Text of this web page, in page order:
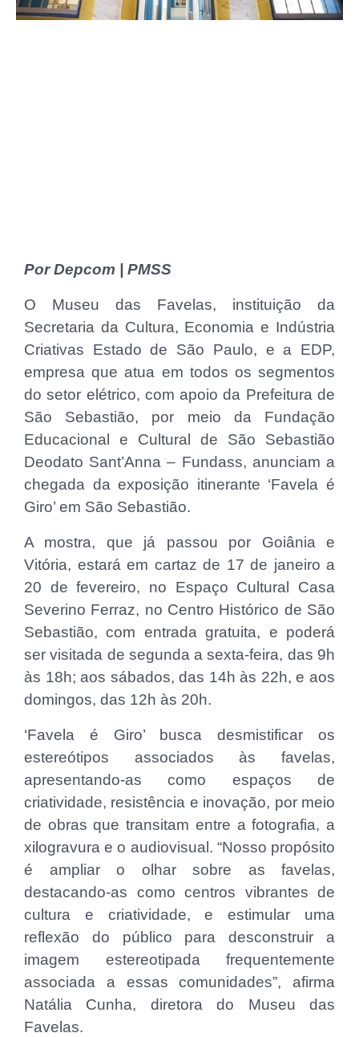
Por Depcom | PMSS
O Museu das Favelas, instituição da
Secretaria da Cultura, Economia e Indústria
Criativas Estado de São Paulo, e a EDP,
empresa que atua em todos os segmentos
do setor elétrico, com apoio da Prefeitura de
São Sebastião, por meio da Fundação
Educacional e Cultural de São Sebastião
Deodato Sant’Anna – Fundass, anunciam a
chegada da exposição itinerante ‘Favela é
Giro’ em São Sebastião.
A mostra, que já passou por Goiânia e
Vitória, estará em cartaz de 17 de janeiro a
20 de fevereiro, no Espaço Cultural Casa
Severino Ferraz, no Centro Histórico de São
Sebastião, com entrada gratuita, e poderá
ser visitada de segunda a sexta-feira, das 9h
às 18h; aos sábados, das 14h às 22h, e aos
domingos, das 12h às 20h.
‘Favela é Giro’ busca desmistificar os
estereótipos associados às favelas,
apresentando-as como espaços de
criatividade, resistência e inovação, por meio
de obras que transitam entre a fotografia, a
xilogravura e o audiovisual. “Nosso propósito
é ampliar o olhar sobre as favelas,
destacando-as como centros vibrantes de
cultura e criatividade, e estimular uma
reflexão do público para desconstruir a
imagem estereotipada frequentemente
associada a essas comunidades”, afirma
Natália Cunha, diretora do Museu das
Favelas.